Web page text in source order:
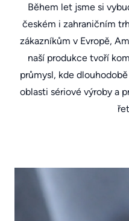
Během let jsme si
českém i zahraničním
zákazníkům v Evropě,
naší produkce tvoří
průmysl, kde
oblasti sériové výroby a